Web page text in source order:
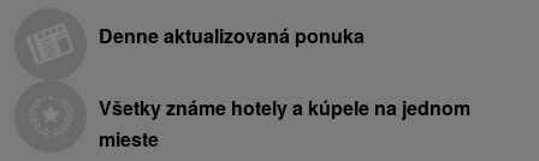
Denne aktualizovaná ponuka
Všetky známe hotely a kúpele na jednom
mieste